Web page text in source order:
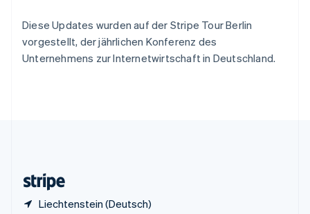
Diese Updates wurden auf der Stripe Tour Berlin
vorgestellt, der jährlichen Konferenz des
Unternehmens zur Internetwirtschaft in Deutschland.
Liechtenstein (Deutsch)
Tschechische Republik
English
Ungarn
English